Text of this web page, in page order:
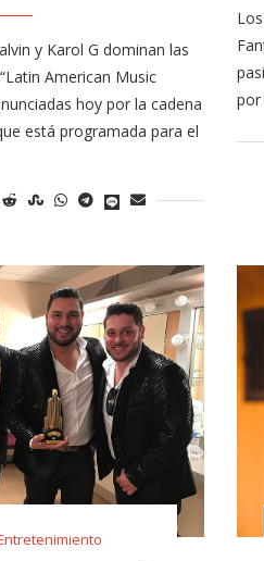
y Karol G dominan las
American Music
hoy por la cadena
está programada para el
por